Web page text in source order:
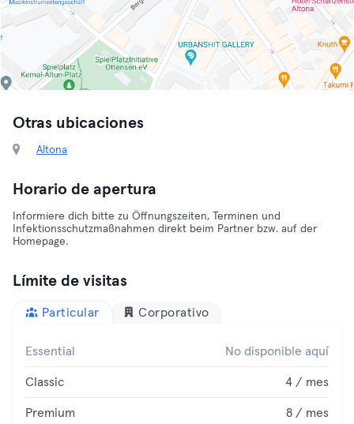
Otras ubicaciones
Altona
Horario de apertura
Informiere dich bitte zu Öffnungszeiten, Terminen und
Infektionsschutzmaßnahmen direkt beim Partner bzw. auf der
Homepage.
Límite de visitas
Particular Corporativo
Essential No disponible aquí
Classic 4 / mes
Premium 8 / mes